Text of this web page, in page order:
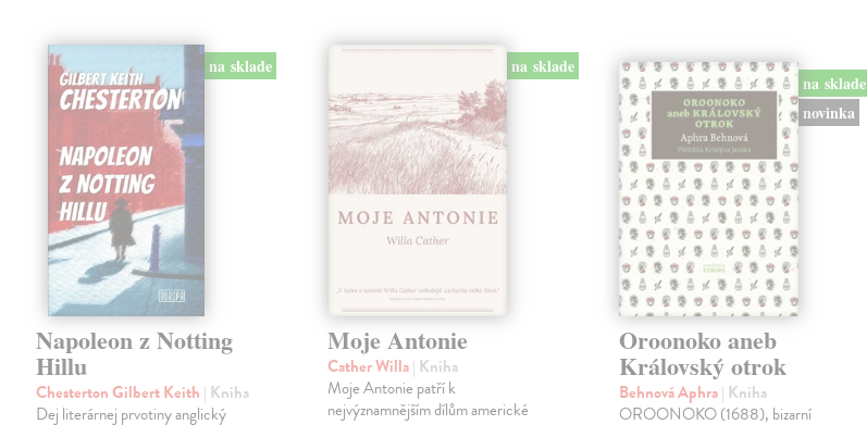
na sklade
Napoleon z Notting
Hillu
Chesterton Gilbert Keith | Kniha
Dej literárnej prvotiny anglický
na sklade
Moje Antonie
Cather Willa| Kniha
Moje Antonie patří k
nejvýznamnějším dílům americké
na sklade
novinka
Oroonoko aneb
Královský otrok
Behnová Aphra| Kniha
OROONOKO (1688), bizarní